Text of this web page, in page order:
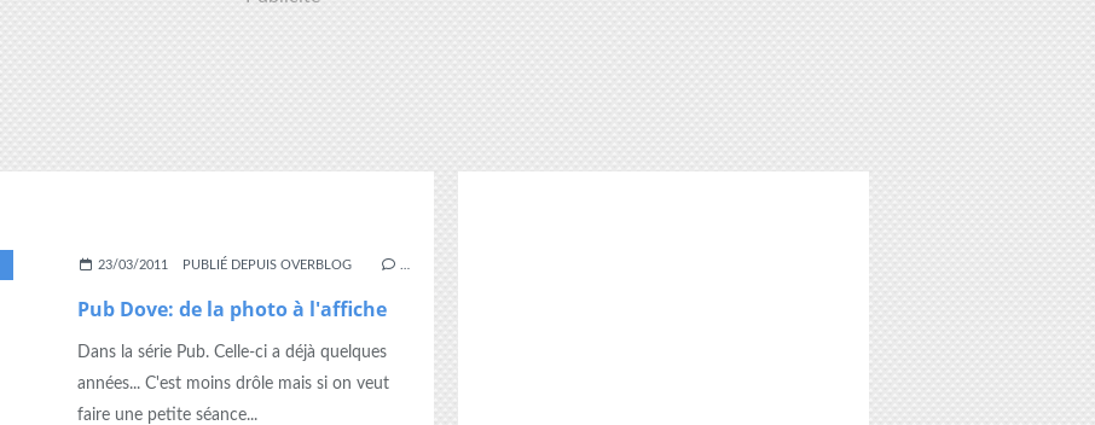
23/03/2011 PUBLIÉ DEPUIS OVERBLOG
Pub Dove: de la photo à l'affiche
Dans la série Pub. Celle-ci a déjà quelques
années... C'est moins drôle mais si on veut
faire une petite séance...